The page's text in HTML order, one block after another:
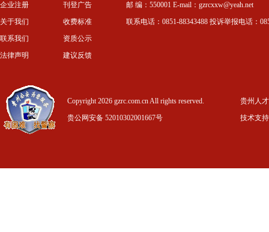
企业注册
关于我们
联系我们
法律声明
刊登广告
收费标准
资质公示
建议反馈
邮 编：550001 E-mail：gzrcxxw@yeah.net
联系电话：0851-88343488 投诉举报电话：
Copyright 2026 gzrc.com.cn All rights reserved.
贵公网安备 52010302001667号
贵州人
技术支